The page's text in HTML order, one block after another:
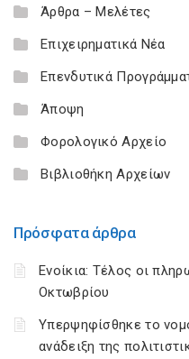
Άρθρα – Μελέτες
Επιχειρηματικά Νέα
Επενδυτικά
Άποψη
Φορολογικό Αρχείο
Βιβλιοθήκη Αρχείων
Πρόσφατα άρθρα
Ενοίκια: Τέλος οι
Οκτωβρίου
Υπερψηφίσθηκε το
ανάδειξη της